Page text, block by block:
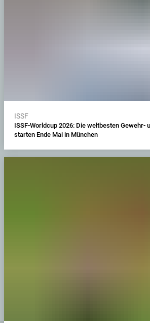
ISSF
ISSF-Worldcup 2026: Die weltbesten Gewehr-
starten Ende Mai in München